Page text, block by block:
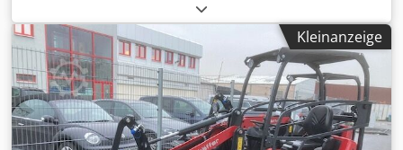
/ Bolze und Zurrösen, Serienbereifung 23x8.50-12 AS, ET
60 Aufnahmerahmen / Hoflader-WS Typ SWH hydr.
Leichtgutschaufel Mini, eckig 0,90 m, 315 l mit /
Fahrerschutzdach K Crjdpfx Abjtvf Rdsijf
Kleinanzeige